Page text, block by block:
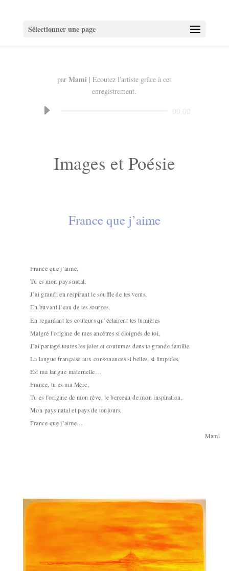
Sélectionner une page
parMami | Ecoutez l'artiste grâce à cet
enregistrement.
00:00
Images et Poésie
France que j’aime
France que j’aime,
Tu es mon pays natal,
J’ai grandi en respirant le souffle de tes vents,
En buvant l’eau de tes sources,
En regardant les couleurs qu’éclairent tes lumières
Malgré l’origine de mes ancêtres si éloignés de toi,
J’ai partagé toutes les joies et coutumes dans ta grande famille.
La langue française aux consonances si belles, si limpides,
Est ma langue maternelle…
France, tu es ma Mère,
Tu es l’origine de mon rêve, le berceau de mon inspiration,
Mon pays natal et pays de toujours,
France que j’aime…
Mami